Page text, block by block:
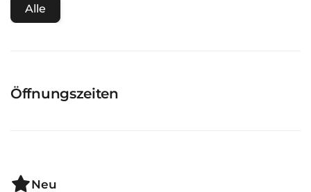
Alle
Öffnungszeiten
Neu